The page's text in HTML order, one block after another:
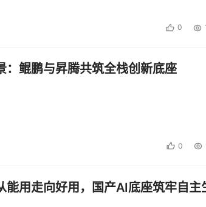
0
：鲲鹏与昇腾共筑全栈创新底座
0
能用走向好用，国产AI底座筑牢自主